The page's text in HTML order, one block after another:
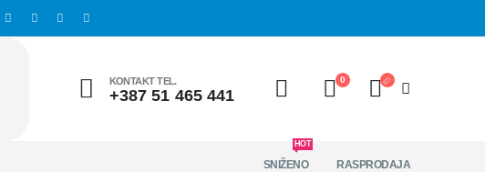
KONTAKT TEL.
+387 51 465 441
0
SNIŽENO
HOT
RASPRODAJA